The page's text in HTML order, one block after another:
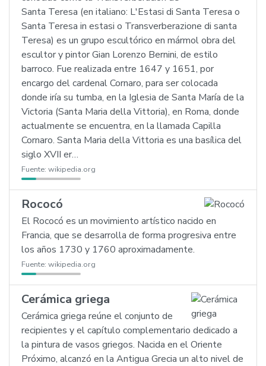
Santa Teresa (en italiano: L'Estasi di Santa Teresa o
Santa Teresa in estasi o Transverberazione di santa
Teresa) es un grupo escultórico en mármol obra del
escultor y pintor Gian Lorenzo Bernini, de estilo
barroco. Fue realizada entre 1647 y 1651, por
encargo del cardenal Cornaro, para ser colocada
donde iría su tumba, en la Iglesia de Santa María de la
Victoria (Santa Maria della Vittoria), en Roma, donde
actualmente se encuentra, en la llamada Capilla
Cornaro. Santa Maria della Vittoria es una basílica del
siglo XVII er…
Fuente: wikipedia.org
Rococó
El Rococó es un movimiento artístico nacido en
Francia, que se desarrolla de forma progresiva entre
los años 1730 y 1760 aproximadamente.
Fuente: wikipedia.org
Cerámica griega
Cerámica griega reúne el conjunto de
recipientes y el capítulo complementario dedicado a
la pintura de vasos griegos. Nacida en el Oriente
Próximo, alcanzó en la Antigua Grecia un alto nivel de